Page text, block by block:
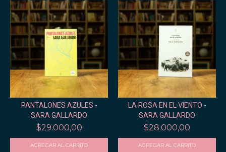
PANTALONES AZULES -
SARA GALLARDO
$29.000,00
LA ROSA EN EL VIENTO -
SARA GALLARDO
$28.000,00